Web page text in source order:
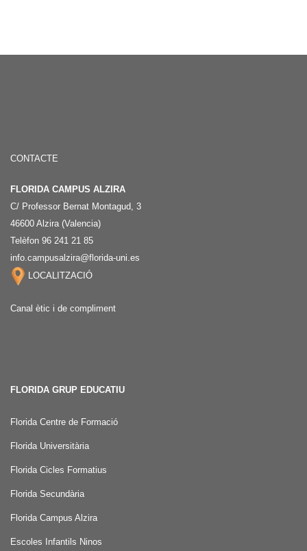
CONTACTE
FLORIDA CAMPUS ALZIRA
C/ Professor Bernat Montagud, 3
46600 Alzira (Valencia)
Telèfon 96 241 21 85
info.campusalzira@florida-uni.es
LOCALITZACIÓ
Canal ètic i de compliment
FLORIDA GRUP EDUCATIU
Florida Centre de Formació
Florida Universitària
Florida Cicles Formatius
Florida Secundària
Florida Campus Alzira
Escoles Infantils Ninos